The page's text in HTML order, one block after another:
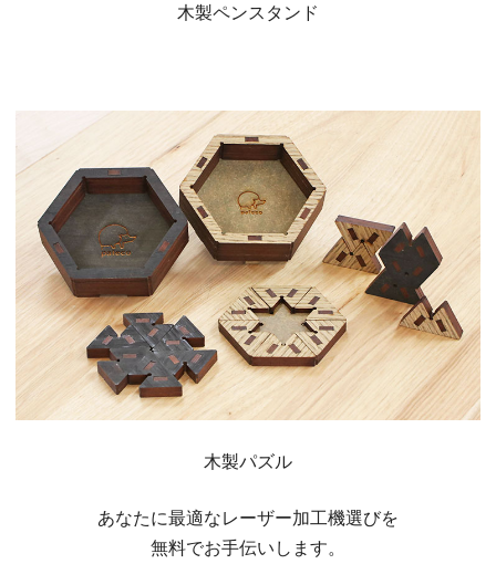
木製ペンスタンド
木製パズル
あなたに最適なレーザー加工機選びを
無料でお手伝いします。